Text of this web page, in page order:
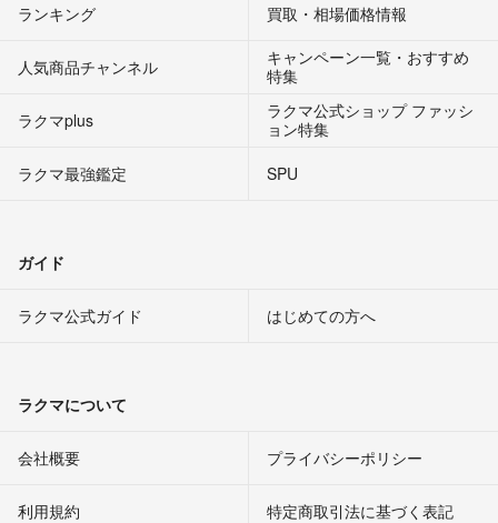
ランキング 買取・相場価格情報
人気商品チャンネル
キャンペーン一覧・おすすめ
特集
ラクマplus
ラクマ公式ショップ ファッシ
ョン特集
ラクマ最強鑑定
SPU
ガイド
ラクマ公式ガイド はじめての方へ
ラクマについて
会社概要 プライバシーポリシー
利用規約 特定商取引法に基づく表記